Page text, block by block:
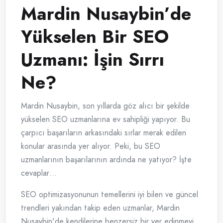
Mardin Nusaybin’de
Yükselen Bir SEO
Uzmanı: İşin Sırrı
Ne?
Mardin Nusaybin, son yıllarda göz alıcı bir şekilde
yükselen SEO uzmanlarına ev sahipliği yapıyor. Bu
çarpıcı başarıların arkasındaki sırlar merak edilen
konular arasında yer alıyor. Peki, bu SEO
uzmanlarının başarılarının ardında ne yatıyor? İşte
cevaplar…
SEO optimizasyonunun temellerini iyi bilen ve güncel
trendleri yakından takip eden uzmanlar, Mardin